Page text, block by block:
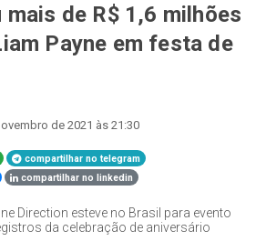
mais de R$ 1,6 milhões
Payne em festa de
de 2021 às 21:30
compartilhar no telegram
compartilhar no linkedin
Direction esteve no Brasil para evento
da celebração de aniversário